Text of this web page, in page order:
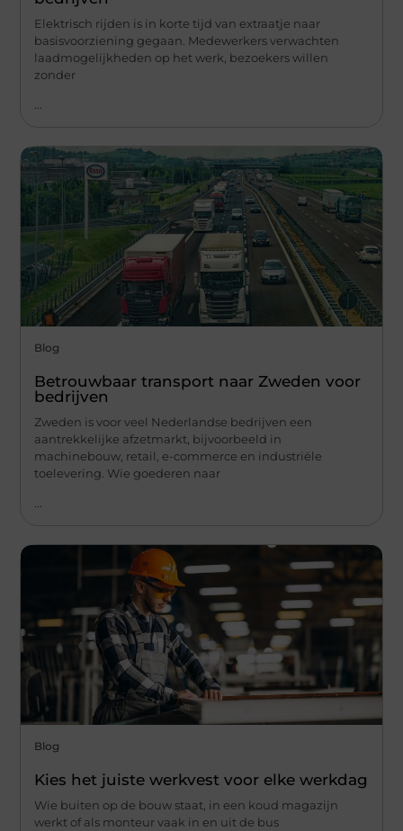
Elektrisch rijden is in korte tijd van extraatje naar
basisvoorziening gegaan. Medewerkers verwachten
laadmogelijkheden op het werk, bezoekers willen
zonder
Blog
Betrouwbaar transport naar Zweden voor
bedrijven
Zweden is voor veel Nederlandse bedrijven een
aantrekkelijke afzetmarkt, bijvoorbeeld in
machinebouw, retail, e-commerce en industriële
toelevering. Wie goederen naar
...
Blog
Kies het juiste werkvest voor elke werkdag
Wie buiten op de bouw staat, in een koud magazijn
werkt of als monteur vaak in en uit de bus